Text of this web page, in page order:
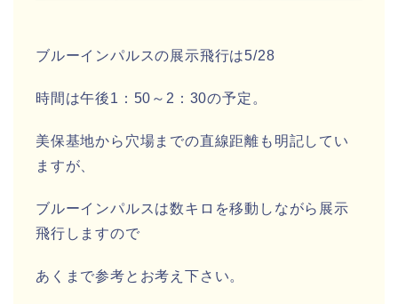
ブルーインパルスの展示飛行は5/28
時間は午後1：50～2：30の予定。
美保基地から穴場までの直線距離も明記してい
ますが、
ブルーインパルスは数キロを移動しながら展示
飛行しますので
あくまで参考とお考え下さい。